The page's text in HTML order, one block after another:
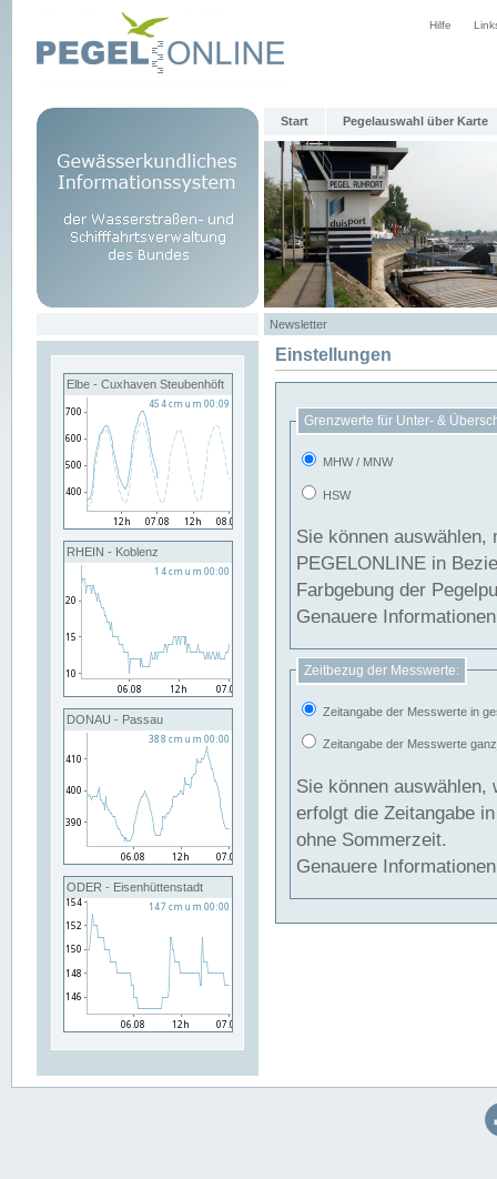
Hilfe
Start Pegelauswahl über Karte
Newsletter
Elbe - Cuxhaven Steubenhöft
RHEIN - Koblenz
DONAU - Passau
ODER - Eisenhüttenstadt
Einstellungen
Grenzwerte für Unter- &
MHW / MNW
HSW
Sie können
PEGELONLINE in Beziehung
Farbgebung der
Genauere
Zeitbezug der Messwerte:
Zeitangabe der Messwerte in
Zeitangabe der Messwerte
Sie können auswählen,
erfolgt die Zeitangabe
ohne Sommerzeit.
Genauere